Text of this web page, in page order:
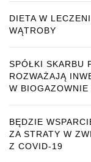
DIETA W
WĄTROBY
SPÓŁKI SKARBU
ROZWAŻAJĄ
W
BĘDZIE
ZA STRATY W
Z COVID-19